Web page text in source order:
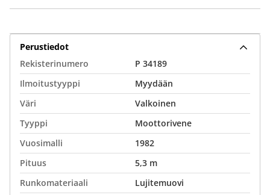
Perustiedot
Rekisterinumero
P 34189
Ilmoitustyyppi
Myydään
Väri
Valkoinen
Tyyppi
Moottorivene
Vuosimalli
1982
Pituus
5,3 m
Runkomateriaali
Lujitemuovi